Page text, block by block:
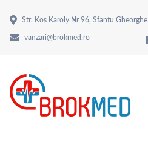
Str. Kos Karoly Nr 96, Sfantu Gheorghe
vanzari@brokmed.ro